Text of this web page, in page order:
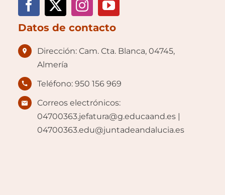
Datos de contacto
Dirección: Cam. Cta. Blanca, 04745,
Almería
Teléfono: 950 156 969
Correos electrónicos:
04700363.jefatura@g.educaand.es |
04700363.edu@juntadeandalucia.es